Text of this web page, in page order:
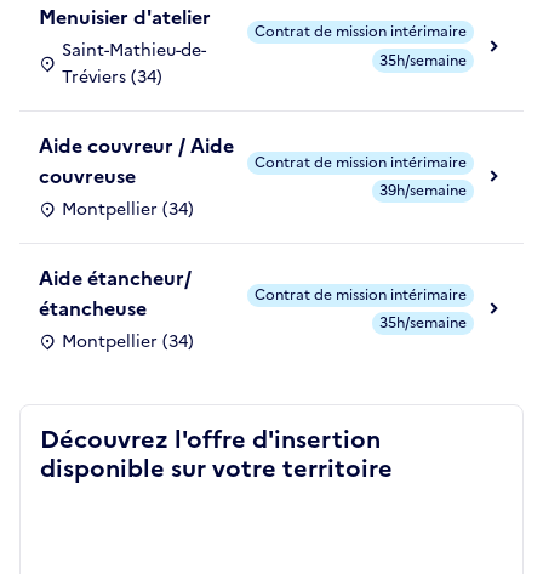
Menuisier d'atelier
Saint-Mathieu-de-
Tréviers (34)
Contrat de mission intérimaire
35h/semaine
Aide couvreur / Aide
couvreuse
Montpellier (34)
Contrat de mission intérimaire
39h/semaine
Aide étancheur/
étancheuse
Montpellier (34)
Contrat de mission intérimaire
35h/semaine
Découvrez l'offre d'insertion
disponible sur votre territoire